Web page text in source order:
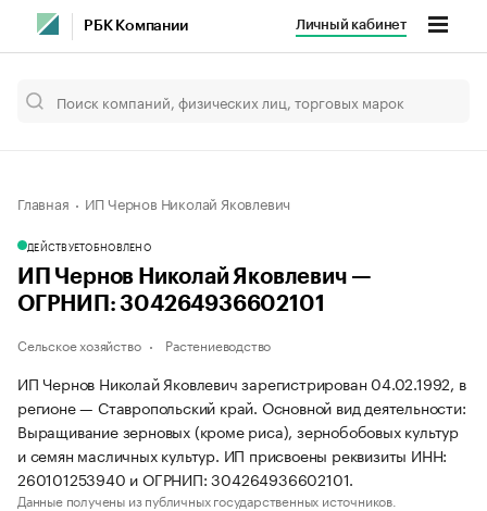
РБК Компании Личный кабинет
Главная ИП Чернов Николай Яковлевич
ДЕЙСТВУЕТОБНОВЛЕНО
ИП Чернов Николай Яковлевич —
ОГРНИП: 304264936602101
Сельское хозяйство Растениеводство
ИП Чернов Николай Яковлевич зарегистрирован 04.02.1992, в
регионе — Ставропольский край. Основной вид деятельности:
Выращивание зерновых (кроме риса), зернобобовых культур
и семян масличных культур. ИП присвоены реквизиты ИНН:
260101253940 и ОГРНИП: 304264936602101.
Данные получены из публичных государственных источников.